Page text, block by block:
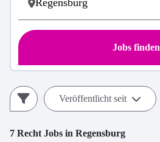
Jobs finden
Veröffentlicht seit
7 Recht Jobs in Regensburg